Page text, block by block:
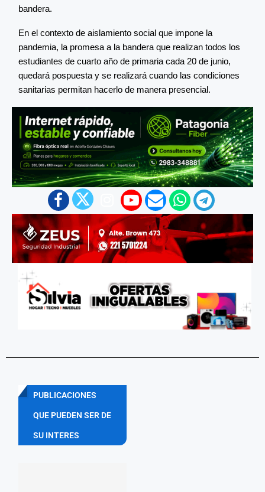
bandera.
En el contexto de aislamiento social que impone la
pandemia, la promesa a la bandera que realizan todos los
estudiantes de cuarto año de primaria cada 20 de junio,
quedará pospuesta y se realizará cuando las condiciones
sanitarias permitan hacerlo de manera presencial.
PUBLICACIONES
QUE PUEDEN SER DE
SU INTERES